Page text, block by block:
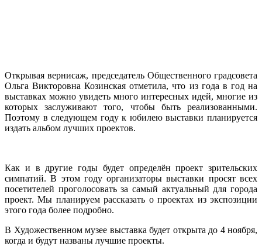
Открывая вернисаж, председатель Общественного градсовета
Ольга Викторовна Козинская отметила, что из года в год на
выставках можно увидеть много интересных идей, многие из
которых заслуживают того, чтобы быть реализованными.
Поэтому в следующем году к юбилею выставки планируется
издать альбом лучших проектов.
Как и в другие годы будет определён проект зрительских
симпатий. В этом году организаторы выставки просят всех
посетителей проголосовать за самый актуальный для города
проект. Мы планируем рассказать о проектах из экспозиции
этого года более подробно.
В Художественном музее выставка будет открыта до 4 ноября,
когда и будут названы лучшие проекты.